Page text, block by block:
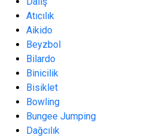
Atıcılık
Aikido
Beyzbol
Bilardo
Binicilik
Bisiklet
Bowling
Bungee Jumping
Dağcılık